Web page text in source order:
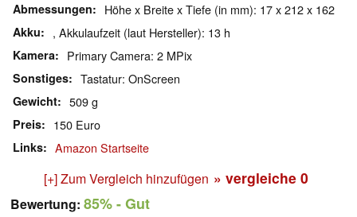
Abmessungen Höhe x Breite x Tiefe (in mm): 17 x 212 x 162
Akku , Akkulaufzeit (laut Hersteller): 13 h
Kamera Primary Camera: 2 MPix
Sonstiges Tastatur: OnScreen
Gewicht 509 g
Preis 150 Euro
Links Amazon Startseite
[+] Zum Vergleich hinzufügen » vergleiche 0
Bewertung: 85%- Gut